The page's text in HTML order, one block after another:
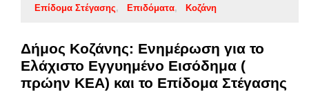
Επίδομα Στέγασης
Επιδόματα Κοζάνη
Δήμος Κοζάνης: Ενημέρωση για το
Ελάχιστο Εγγυημένο Εισόδημα (
πρώην ΚΕΑ) και το Επίδομα Στέγασης